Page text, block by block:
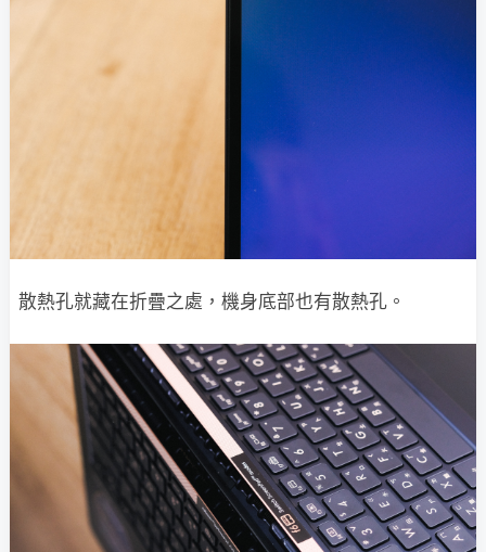
散熱孔就藏在折疊之處，機身底部也有散熱孔。